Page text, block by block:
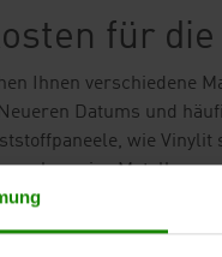
für die
Ihnen verschiedene
Datums und
wie Vinylit
Metall.